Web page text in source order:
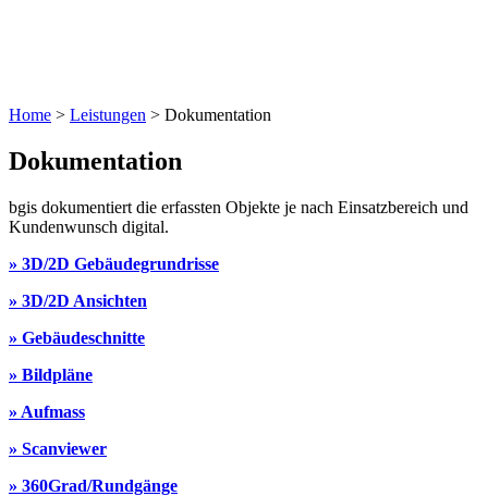
Home > Leistungen > Dokumentation
Dokumentation
bgis dokumentiert die erfassten Objekte je nach Einsatzbereich und
Kundenwunsch digital.
» 3D/2D Gebäudegrundrisse
» 3D/2D Ansichten
» Gebäudeschnitte
» Bildpläne
» Aufmass
» Scanviewer
» 360Grad/Rundgänge